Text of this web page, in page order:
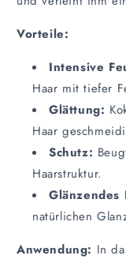
Vorteile:
Intensive
Haar mit tiefer
Glättung:
Haar
Schutz:
Haarstruktur.
Glänzendes
natürlichen
Anwendung: In